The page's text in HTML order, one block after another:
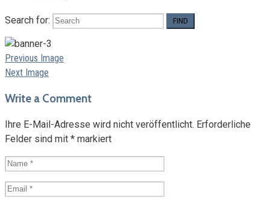
Search for:
Previous Image
Next Image
Write a Comment
Ihre E-Mail-Adresse wird nicht veröffentlicht. Erforderliche
Felder sind mit * markiert